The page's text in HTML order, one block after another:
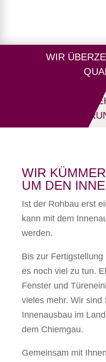
WIR
WIR HABEN
WIR
UM DEN
Ist der Rohbau erst
kann mit dem
werden.
Bis zur
es noch viel zu tun.
Fenster und
vieles mehr. Wir sind
Innenausbau im
dem Chiemgau.
Gemeinsam mit